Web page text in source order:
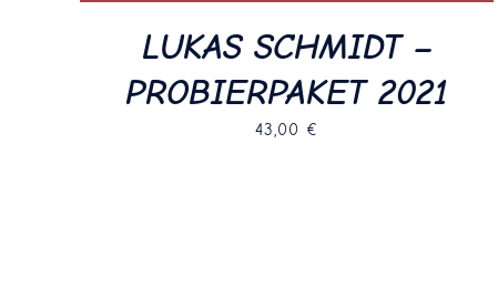
LUKAS SCHMIDT –
PROBIERPAKET 2021
43,00 €